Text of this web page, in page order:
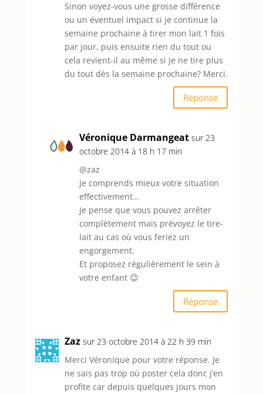
Sinon voyez-vous une grosse différence
ou un éventuel impact si je continue la
semaine prochaine à tirer mon lait 1 fois
par jour, puis ensuite rien du tout ou
cela revient-il au même si je ne tire plus
du tout dès la semaine prochaine? Merci.
Réponse
Véronique Darmangeat sur 23
octobre 2014 à 18 h 17 min
@zaz
Je comprends mieux votre situation
effectivement…
Je pense que vous pouvez arrêter
complètement mais prévoyez le tire-
lait au cas où vous feriez un
engorgement.
Et proposez régulièrement le sein à
votre enfant 😉
Réponse
Zaz sur 23 octobre 2014 à 22 h 39 min
Merci Véronique pour votre réponse. Je
ne sais pas trop où poster cela donc j’en
profite car depuis quelques jours mon